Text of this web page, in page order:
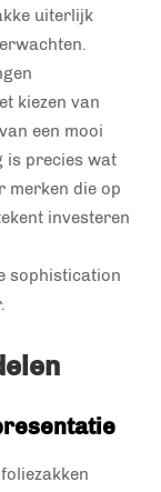
uiterlijk
kiezen van
een mooi
is precies wat
merken die op
investeren
sophistication